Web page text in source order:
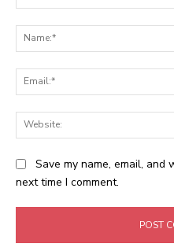
Save my name, email,
next time I comment.